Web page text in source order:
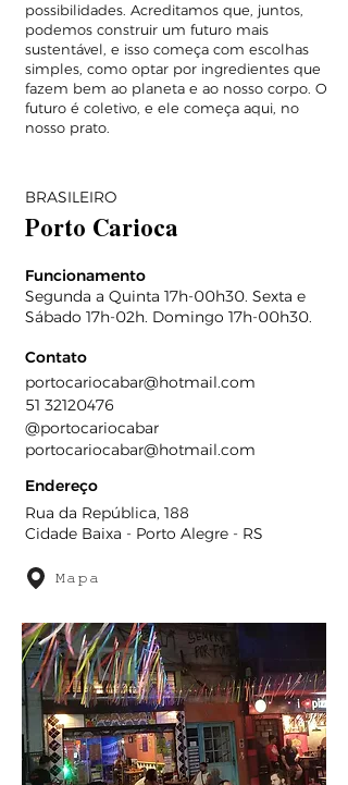
possibilidades. Acreditamos que, juntos,
podemos construir um futuro mais
sustentável, e isso começa com escolhas
simples, como optar por ingredientes que
fazem bem ao planeta e ao nosso corpo. O
futuro é coletivo, e ele começa aqui, no
nosso prato.
BRASILEIRO
Porto Carioca
Funcionamento
Segunda a Quinta 17h-00h30. Sexta e
Sábado 17h-02h. Domingo 17h-00h30.
Contato
portocariocabar@hotmail.com
51 32120476
@portocariocabar
portocariocabar@hotmail.com
Endereço
Rua da República, 188
Cidade Baixa - Porto Alegre - RS
Mapa